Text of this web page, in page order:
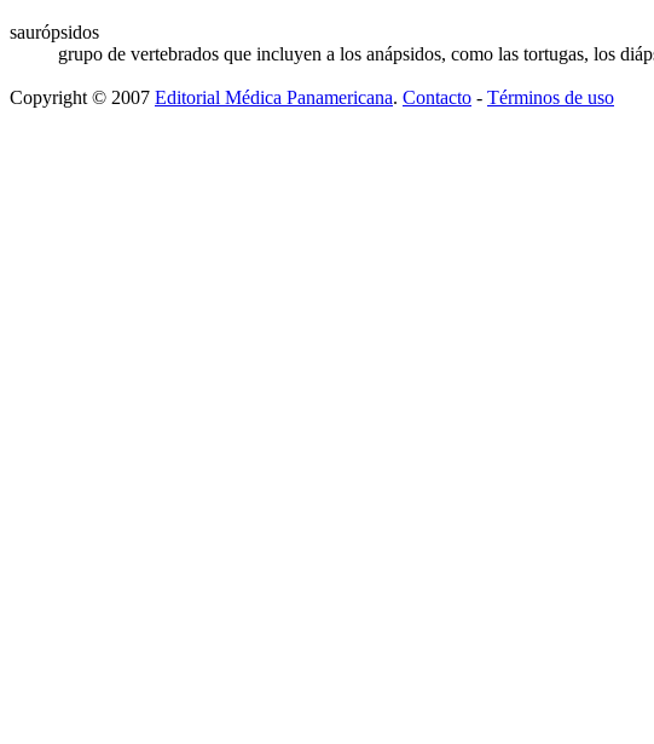
saurópsidos
grupo de vertebrados que incluyen a los anápsidos, como las tortugas, los
Copyright © 2007 Editorial Médica Panamericana. Contacto - Términos de uso